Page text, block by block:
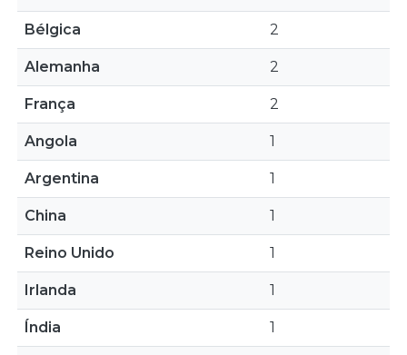
Bélgica 2
Alemanha 2
França 2
Angola 1
Argentina 1
China 1
Reino Unido 1
Irlanda 1
Índia 1